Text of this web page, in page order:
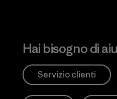
Hai bisogno di
Servizio clienti